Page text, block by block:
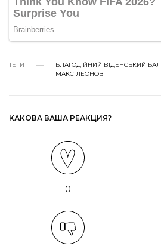
ТЕГИ БЛАГОДІЙНИЙ ВІДЕНСЬКИЙ БАЛ
МАКС ЛЕОНОВ
КАКОВА ВАША РЕАКЦИЯ?
0